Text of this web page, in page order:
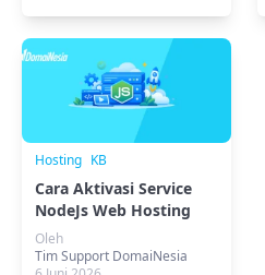
Hosting KB
Cara Aktivasi Service
NodeJs Web Hosting
Oleh
Tim Support DomaiNesia